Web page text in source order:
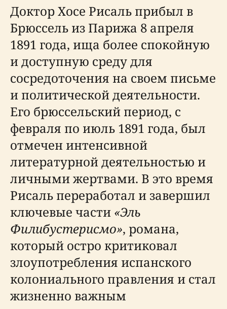
Доктор Хосе Рисаль прибыл в
Брюссель из Парижа 8 апреля
1891 года, ища более спокойную
и доступную среду для
сосредоточения на своем письме
и политической деятельности.
Его брюссельский период, с
февраля по июль 1891 года, был
отмечен интенсивной
литературной деятельностью и
личными жертвами. В это время
Рисаль переработал и завершил
ключевые части «Эль
Филибустерисмо», романа,
который остро критиковал
злоупотребления испанского
колониального правления и стал
жизненно важным